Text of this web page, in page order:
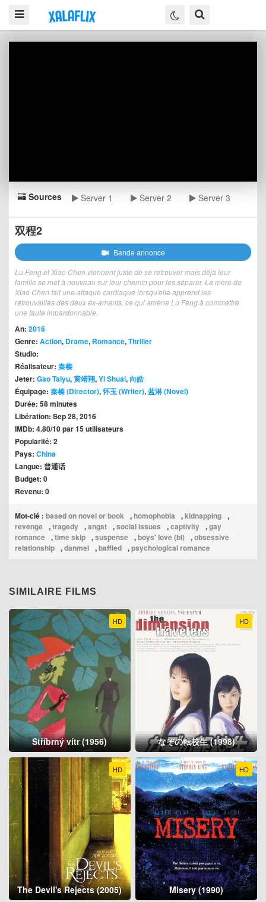
Sources Server 1 Server 2 Server 3
双程2
Bande annonce
Lu Feng et Xiao Chen viennent juste de se retrouver mais déjà leur
famille se met à nouveau sur leur chemin pour les séparer. La mère de
Xiao Chen fait une attaque cardiaque lorsqu'elle apprend les
retrouvailles des deux ex-amants, ce qui amène Lu Feng à commettre
une faute impardonnable.
An: 2016
Genre: Action, Drame, Romance,Thriller
Studio:
Réalisateur: 秦榛
Jeter: Gao Taiyu,黄靖翔,Yi Shuai,向皓
Équipage: 秦榛 (Director),怀玉 (Writer),蓝淋 (Novel)
Durée: 58 minutes
Libération: Sep 28, 2016
IMDb: 4.80/10 par 15 utilisateurs
Popularité: 2
Pays: China
Langue: 普通话
Budget: 0
Revenu: 0
Mot-clé : based on novel or book , homophobia ,kidnapping ,
revenge ,tragedy ,angst ,social issues ,captivity ,gay
romance ,time skip ,suspense ,boys' love (bl) ,obsessive
relationship ,danmei ,baffled ,psychological romance
SIMILAIRE FILMS
HD
Stříbrný vítr (1956)
HD
なぞの転校生 (1998)
HD
The Devil's Rejects (2005)
HD
Misery (1990)